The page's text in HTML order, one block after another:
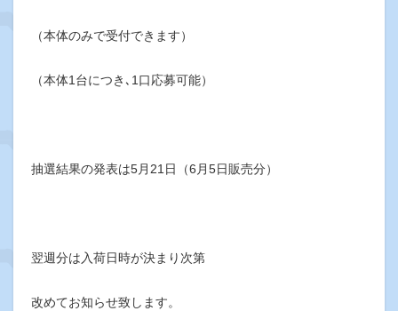
（本体のみで受付できます）
（本体1台につき､1口応募可能）
抽選結果の発表は5月21日（6月5日販売分）
翌週分は入荷日時が決まり次第
改めてお知らせ致します。